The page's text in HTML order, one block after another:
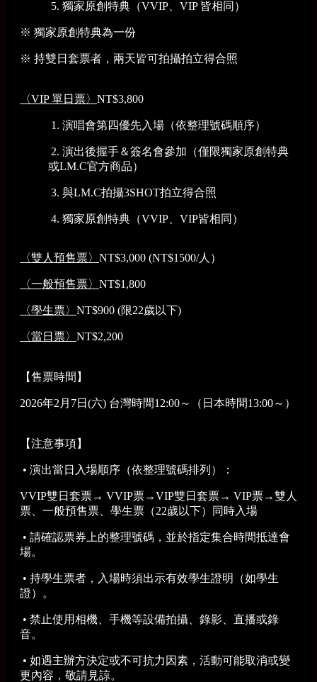
5. 獨家原創特典（VVIP、VIP 皆相同）
※ 獨家原創特典為一份
※ 持雙日套票者，兩天皆可拍攝拍立得合照
〈VIP 單日票〉 NT$3,800
1. 演唱會第四優先入場（依整理號碼順序）
2. 演出後握手＆簽名會參加（僅限獨家原創特典
或LM.C官方商品）
3. 與LM.C拍攝3SHOT拍立得合照
4. 獨家原創特典（VVIP、VIP皆相同）
〈雙人預售票〉 NT$3,000 (NT$1500/人）
〈一般預售票〉 NT$1,800
〈學生票〉 NT$900 (限22歲以下)
〈當日票〉 NT$2,200
【售票時間】
2026年2月7日(六) 台灣時間12:00～（日本時間13:00～）
【注意事項】
• 演出當日入場順序（依整理號碼排列）：
VVIP雙日套票→ VVIP票→VIP雙日套票→ VIP票→雙人
票、一般預售票、學生票（22歲以下）同時入場
• 請確認票券上的整理號碼，並於指定集合時間抵達會
場。
• 持學生票者，入場時須出示有效學生證明（如學生
證）。
• 禁止使用相機、手機等設備拍攝、錄影、直播或錄
音。
• 如遇主辦方決定或不可抗力因素，活動可能取消或變
更內容，敬請見諒。